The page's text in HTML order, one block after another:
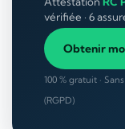
vérifiée · 6
Obtenir
100 % gratuit ·
(RGPD)